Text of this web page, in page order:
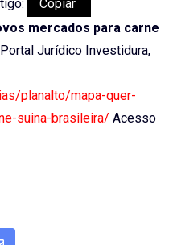
Copiar
mercados para carne
Jurídico Investidura,
planalto/mapa-quer-
suina-brasileira/ Acesso